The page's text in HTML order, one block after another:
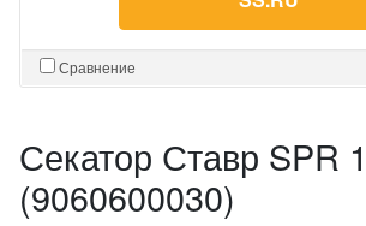
Сравнение
Секатор Ставр SPR
(9060600030)